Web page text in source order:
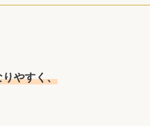
やすく、